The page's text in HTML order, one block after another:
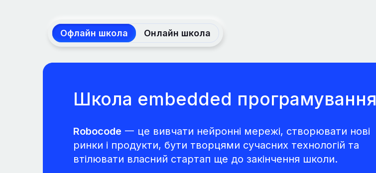
Офлайн школа Онлайн школа
Школа embedded програмування
Robocode 一 це вивчати нейронні мережі, створювати нові
ринки і продукти, бути творцями сучасних технологій та
втілювати власний стартап ще до закінчення школи.